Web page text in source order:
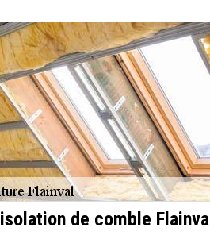
de comble Flainval